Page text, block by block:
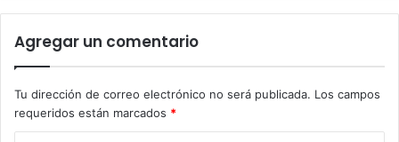
Agregar un comentario
Tu dirección de correo electrónico no será publicada. Los campos
requeridos están marcados *